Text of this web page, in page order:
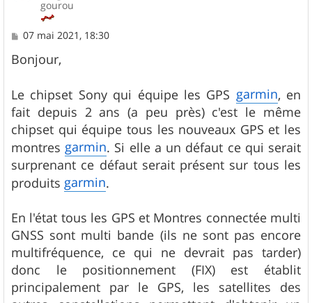
gourou
M
s
s
g
e
07 mai 2021, 18:30
Bonjour,
Le chipset Sony qui équipe les GPS garmin, en
fait depuis 2 ans (a peu près) c'est le même
chipset qui équipe tous les nouveaux GPS et les
montres garmin. Si elle a un défaut ce qui serait
surprenant ce défaut serait présent sur tous les
produits garmin.
En l'état tous les GPS et Montres connectée multi
GNSS sont multi bande (ils ne sont pas encore
multifréquence, ce qui ne devrait pas tarder)
donc le positionnement (FIX) est établit
principalement par le GPS, les satellites des